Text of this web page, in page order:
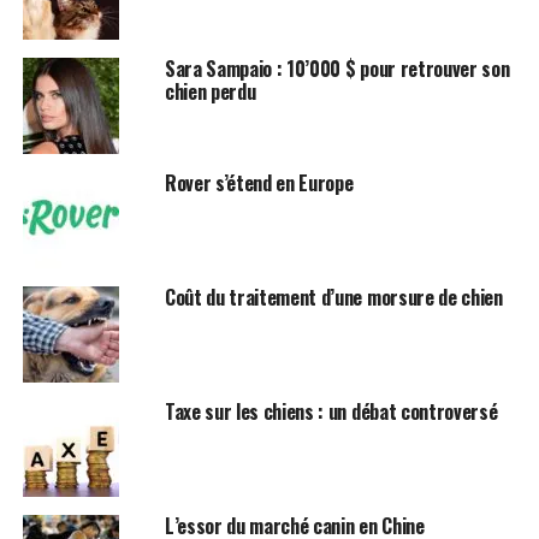
Portugal : 0,25 chien par personne
Hongrie : 0,21 chien par personne
Roumanie : 0,21 chien par personne
République tchèque : 0,21 chien par personne
Lituanie : 0,20 chien par personne
Pologne : 0,20 chien par personne
Royaume-Uni : 0,19 chien par personne
Estonie : 0,18 chien par personne
Belgique : 0,17 chien par personne
Ces taux de possession de chiens par habitant peuvent
influencer la popularité de la possession d’animaux de
compagnie dans un pays et avoir un impact sur les
Sara Sampaio : 10’000 $ pour retrouver son
chien perdu
Rover s’étend en Europe
Coût du traitement d’une morsure de chien
Taxe sur les chiens : un débat controversé
L’essor du marché canin en Chine